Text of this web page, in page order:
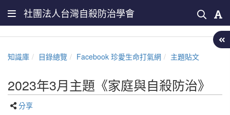
社團法人台灣自殺防治學會
知識庫 目錄總覽 Facebook 珍愛生命打氣網 主題貼文
2023年3月主題《家庭與自殺防治》
分享